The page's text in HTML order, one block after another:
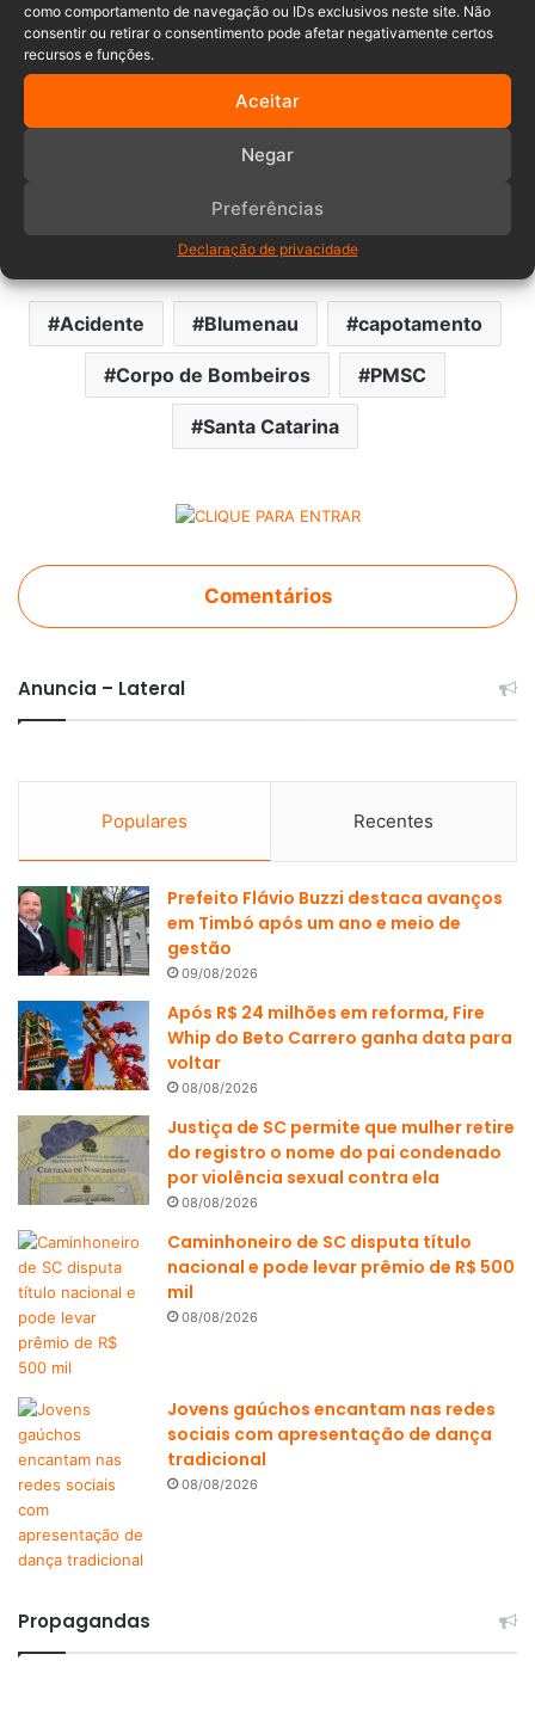
como comportamento de navegação ou IDs exclusivos neste site. Não
consentir ou retirar o consentimento pode afetar negativamente certos
recursos e funções.
Aceitar
Negar
Preferências
Declaração de privacidade
Acidente Blumenau capotamento
Corpo de Bombeiros PMSC
Santa Catarina
Comentários
Anuncia – Lateral
Populares Recentes
Prefeito Flávio Buzzi destaca avanços
em Timbó após um ano e meio de
gestão
09/08/2026
Após R$ 24 milhões em reforma, Fire
Whip do Beto Carrero ganha data para
voltar
08/08/2026
Justiça de SC permite que mulher retire
do registro o nome do pai condenado
por violência sexual contra ela
08/08/2026
Caminhoneiro de SC disputa título
nacional e pode levar prêmio de R$ 500
mil
08/08/2026
Jovens gaúchos encantam nas redes
sociais com apresentação de dança
tradicional
08/08/2026
Propagandas